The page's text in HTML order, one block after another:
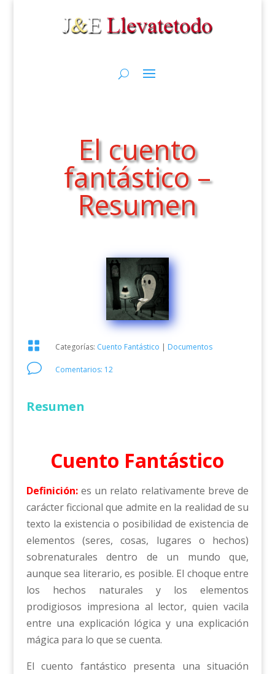
El cuento
fantástico –
Resumen
 Categorías: Cuento Fantástico | Documentos
v Comentarios: 12
Resumen
Cuento Fantástico
Definición:es un relato relativamente breve de
carácter ficcional que admite en la realidad de su
texto la existencia o posibilidad de existencia de
elementos (seres, cosas, lugares o hechos)
sobrenaturales dentro de un mundo que,
aunque sea literario, es posible. El choque entre
los hechos naturales y los elementos
prodigiosos impresiona al lector, quien vacila
entre una explicación lógica y una explicación
mágica para lo que se cuenta.
El cuento fantástico presenta una situación